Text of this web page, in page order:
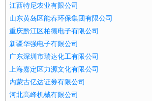
江西特尼农业有限公司
山东黄岛区能春环保集团有限公司
重庆黔江区柏德电子有限公司
新疆华强电子有限公司
广东深圳市瑞达化工有限公司
上海嘉定区力源文化有限公司
内蒙古亿达证券有限公司
河北高峰机械有限公司